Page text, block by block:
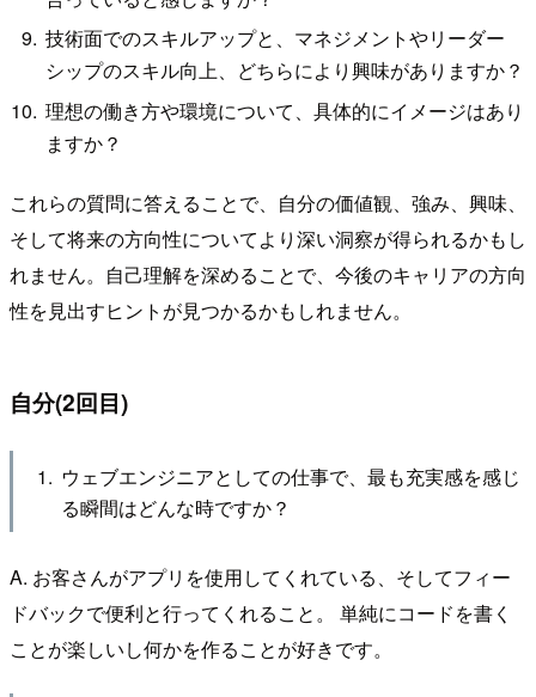
技術面でのスキルアップと、マネジメントやリーダー
シップのスキル向上、どちらにより興味がありますか？
理想の働き方や環境について、具体的にイメージはあり
ますか？
これらの質問に答えることで、自分の価値観、強み、興味、
そして将来の方向性についてより深い洞察が得られるかもし
れません。自己理解を深めることで、今後のキャリアの方向
性を見出すヒントが見つかるかもしれません。
自分(2回目)
ウェブエンジニアとしての仕事で、最も充実感を感じ
る瞬間はどんな時ですか？
A. お客さんがアプリを使用してくれている、そしてフィー
ドバックで便利と行ってくれること。 単純にコードを書く
ことが楽しいし何かを作ることが好きです。